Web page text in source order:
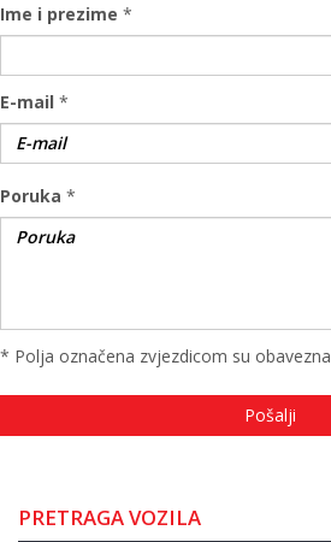
Ime i prezime *
E-mail *
Poruka *
* Polja označena zvjezdicom su obavezna
PRETRAGA VOZILA